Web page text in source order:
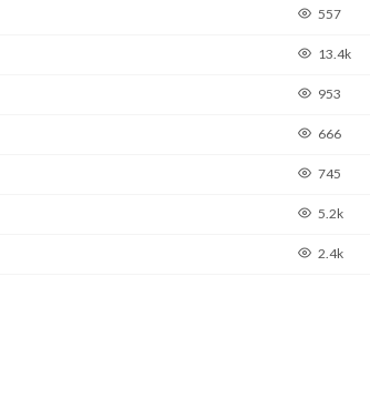
557
13.4k
953
666
745
5.2k
2.4k